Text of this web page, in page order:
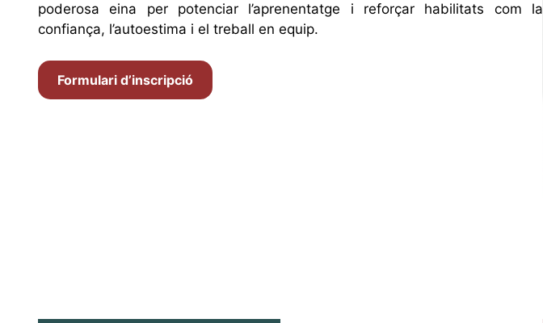
poderosa eina per potenciar l’aprenentatge i reforçar habilitats com la
confiança, l’autoestima i el treball en equip.
Formulari d’inscripció